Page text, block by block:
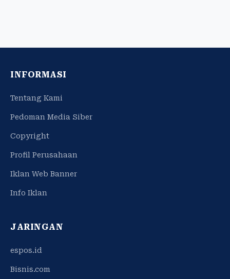
INFORMASI
Tentang Kami
Pedoman Media Siber
Copyright
Profil Perusahaan
Iklan Web Banner
Info Iklan
JARINGAN
espos.id
Bisnis.com